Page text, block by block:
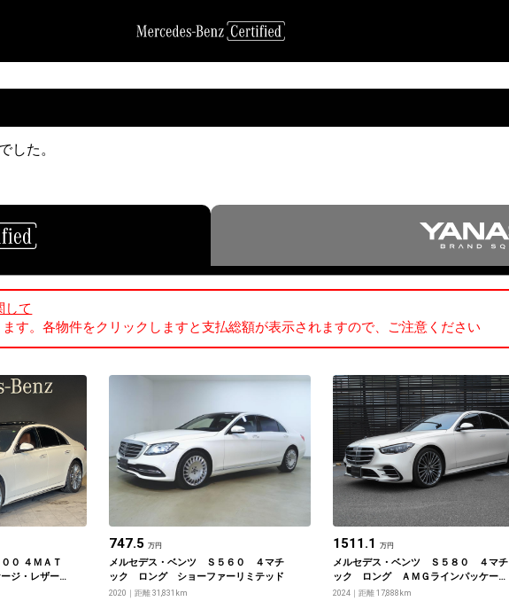
した。
して
す。各物件をクリックしますと支払総額が表示されますので、ご注意ください
０ ４ＭＡＴ
ジ・レザー
・ベーシッ
747.5 万円
メルセデス・ベンツ Ｓ５６０ ４マチ
ック ロング ショーファーリミテッド
2020 距離 31,831km
1511.1万円
メルセデス・ベンツ Ｓ５８０ ４マチ
ック ロング ＡＭＧラインパッケー
ジ レザーエクスクルーシブパッケージ
2024 距離 17,888km